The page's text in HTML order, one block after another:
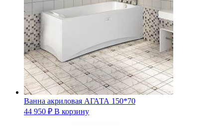
Ванна акриловая АГАТА 150*70
44 950 ₽ В корзину